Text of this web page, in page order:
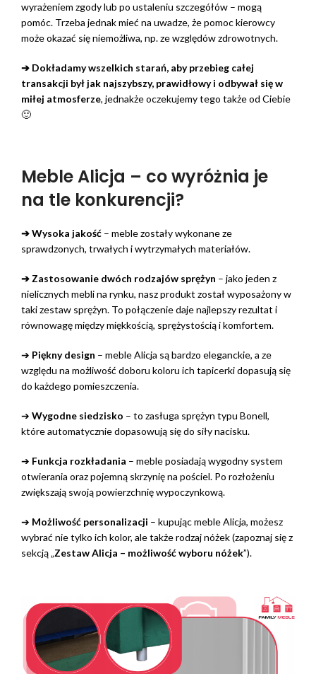
wyrażeniem zgody lub po ustaleniu szczegółów – mogą
pomóc. Trzeba jednak mieć na uwadze, że pomoc kierowcy
może okazać się niemożliwa, np. ze względów zdrowotnych.
➔ Dokładamy wszelkich starań, aby przebieg całej
transakcji był jak najszybszy, prawidłowy i odbywał się w
miłej atmosferze, jednakże oczekujemy tego także od Ciebie
🙂
Meble Alicja – co wyróżnia je
na tle konkurencji?
➔ Wysoka jakość – meble zostały wykonane ze
sprawdzonych, trwałych i wytrzymałych materiałów.
➔ Zastosowanie dwóch rodzajów sprężyn – jako jeden z
nielicznych mebli na rynku, nasz produkt został wyposażony w
taki zestaw sprężyn. To połączenie daje najlepszy rezultat i
równowagę między miękkością, sprężystością i komfortem.
➔ Piękny design – meble Alicja są bardzo eleganckie, a ze
względu na możliwość doboru koloru ich tapicerki dopasują się
do każdego pomieszczenia.
➔ Wygodne siedzisko – to zasługa sprężyn typu Bonell,
które automatycznie dopasowują się do siły nacisku.
➔ Funkcja rozkładania – meble posiadają wygodny system
otwierania oraz pojemną skrzynię na pościel. Po rozłożeniu
zwiększają swoją powierzchnię wypoczynkową.
➔ Możliwość personalizacji – kupując meble Alicja, możesz
wybrać nie tylko ich kolor, ale także rodzaj nóżek (zapoznaj się z
sekcją „Zestaw Alicja – możliwość wyboru nóżek”).